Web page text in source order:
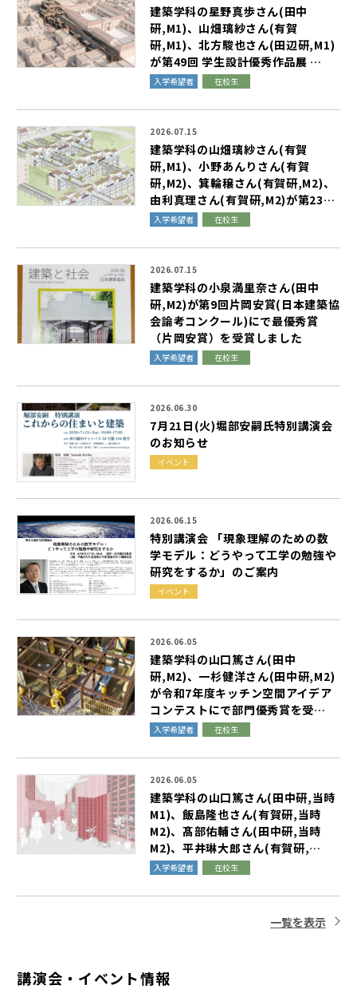
建築学科の星野真歩さん(田中
研,M1)、 山畑璃紗さ ん(有賀
研,M1)、北方駿也さ ん(田辺研,M1)
が第49回 学生設計優秀作品展 …
入学希望者 在校生
2026.07.15
建築学科の山畑璃紗さん(有賀
研,M1)、小野あんり さ ん(有賀
研,M2)、箕輪穣さん(有賀研,M2)、
由利真理さ ん(有賀研,M2)が第23…
入学希望者 在校生
2026.07.15
建築学科の小泉満里奈さ ん(田中
研,M2)が第9回片岡安賞( 日本建築協
会論考コ ンクール)にで最優秀賞
（片岡安賞）を受賞 しま した
入学希望者 在校生
2026.06.30
7月 21 日 (火)堀部安嗣氏特別講演会
のお知らせ
イベント
2026.06.15
特別講演会 「現象理解のための数
学モデル ： どうや って工学の勉強や
研究をするか」 の ご案内
イベント
2026.06.05
建築学科の山口篤さ ん(田中
研,M2)、 一杉健洋さ ん(田中研,M2)
が令和7年度キ ッ チン空間アイデア
コ ンテス トにで部門優秀賞を受…
入学希望者 在校生
2026.06.05
建築学科の山口篤さ ん(田中研,当時
M1)、 飯島隆也さ ん(有賀研,当時
M2)、 髙部佑輔さ ん(田中研,当時
M2)、 平井琳大郎さん(有賀研,…
入学希望者 在校生
一覧を表示
講演会・イベント情報